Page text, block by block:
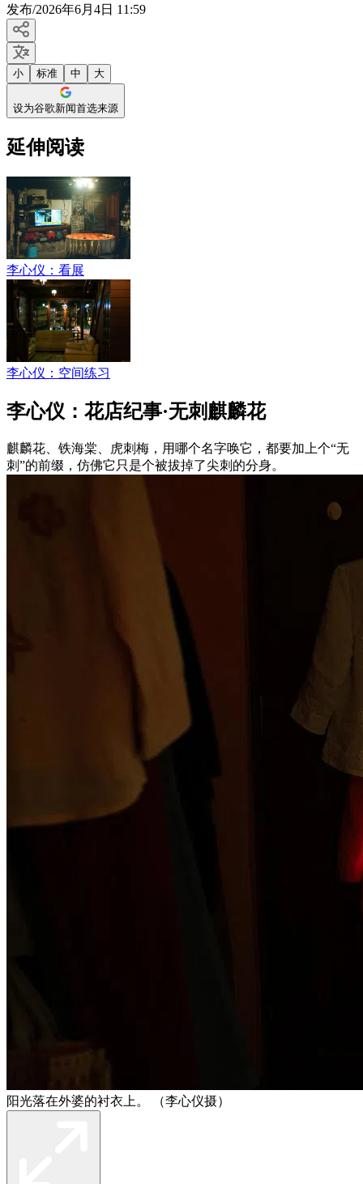
发布/2026年6月4日 11:59
小 标准 中 大
设为谷歌新闻首选来源
延伸阅读
李心仪：看展
李心仪：空间练习
李心仪：花店纪事·无刺麒麟花
麒麟花、铁海棠、虎刺梅，用哪个名字唤它，都要加上个“无
刺”的前缀，仿佛它只是个被拔掉了尖刺的分身。
阳光落在外婆的衬衣上。 （李心仪摄）